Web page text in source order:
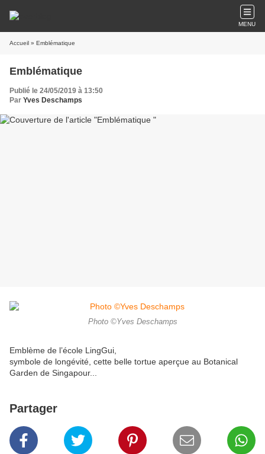
MENU
Accueil » Emblématique
Emblématique
Publié le 24/05/2019 à 13:50
Par Yves Deschamps
Photo ©️Yves Deschamps
Emblème de l’école LingGui,
symbole de longévité, cette belle tortue aperçue au Botanical
Garden de Singapour...
Partager